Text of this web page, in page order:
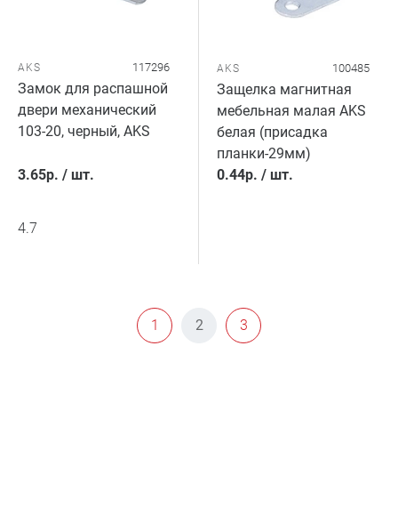
AKS 117296
Замок для распашной
двери механический
103-20, черный, AKS
3.65р. / шт.
4.7
AKS 100485
Защелка магнитная
мебельная малая AKS
белая (присадка
планки-29мм)
0.44р. / шт.
1 2 3